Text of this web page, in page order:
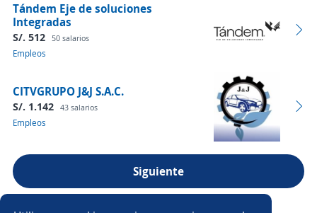
Tándem Eje de soluciones
Integradas
S/. 512 50 salarios
Empleos
CITVGRUPO J&J S.A.C.
S/. 1.142 43 salarios
Empleos
Siguiente
Ver más empresas